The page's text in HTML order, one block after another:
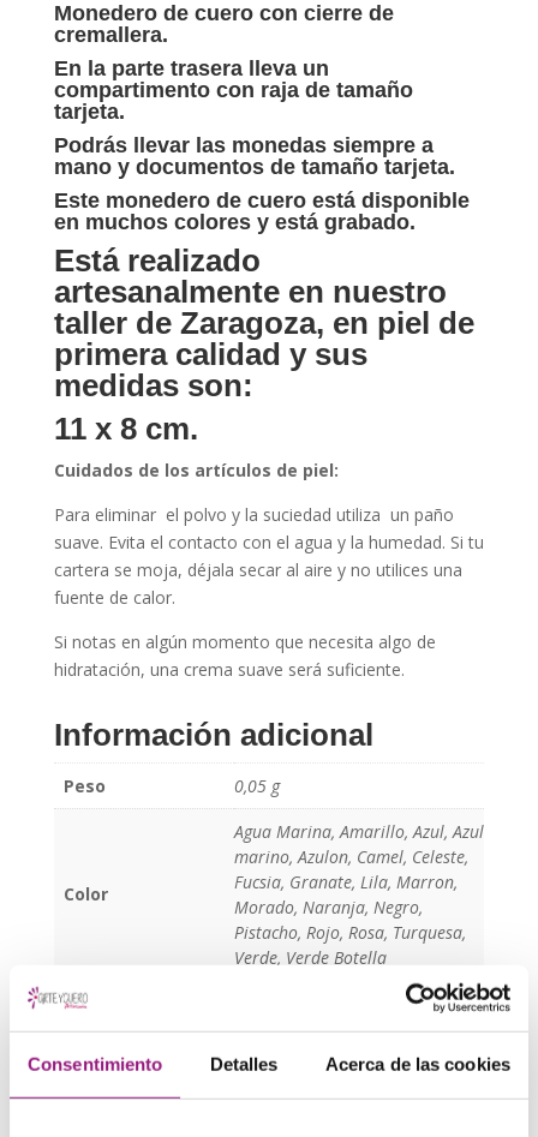
Consentimiento Detalles Acerca de las cookies
Monedero de cuero con cierre de
cremallera.
En la parte trasera lleva un
compartimento con raja de tamaño
tarjeta.
Podrás llevar las monedas siempre a
mano y documentos de tamaño tarjeta.
Este monedero de cuero está disponible
en muchos colores y está grabado.
Está realizado
artesanalmente en nuestro
taller de Zaragoza, en piel de
primera calidad y sus
medidas son:
11 x 8 cm.
Cuidados de los artículos de piel:
Para eliminar el polvo y la suciedad utiliza un paño
suave. Evita el contacto con el agua y la humedad. Si tu
cartera se moja, déjala secar al aire y no utilices una
fuente de calor.
Si notas en algún momento que necesita algo de
hidratación, una crema suave será suficiente.
Información adicional
Peso 0,05 g
Color
Agua Marina, Amarillo, Azul, Azul
marino, Azulon, Camel, Celeste,
Fucsia, Granate, Lila, Marron,
Morado, Naranja, Negro,
Pistacho, Rojo, Rosa, Turquesa,
Verde, Verde Botella
Etiqueta:monedero piel
Si tiene cualquier pregunta o duda sobre esta pieza,